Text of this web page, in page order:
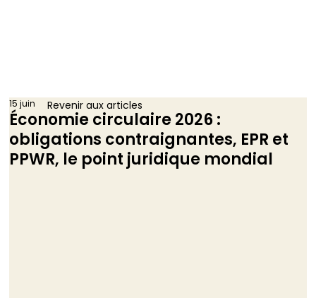
Économie circulaire 2026 :
obligations contraignantes, EPR et
PPWR, le point juridique mondial
15 juin Revenir aux articles